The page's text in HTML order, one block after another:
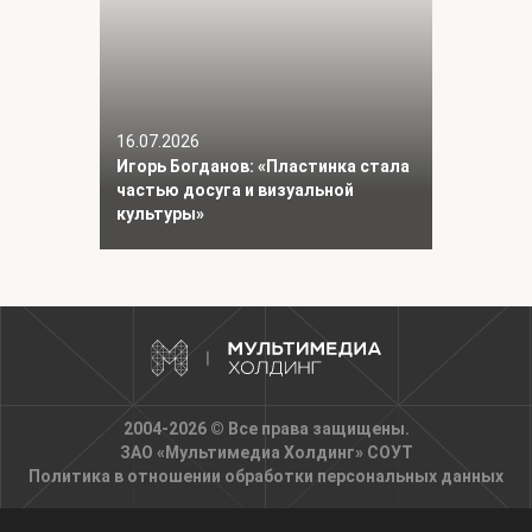
16.07.2026
Игорь Богданов: «Пластинка стала
частью досуга и визуальной
культуры»
2004-2026 © Все права защищены.
ЗАО «Мультимедиа Холдинг» СОУТ
Политика в отношении обработки персональных данных